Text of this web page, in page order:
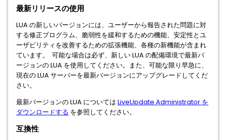
最新リリースの使用
LUA の新しいバージョンには、ユーザーから報告された問題に対
する修正プログラム、脆弱性を緩和するための機能、安定性とユ
ーザビリティを改善するための拡張機能、各種の新機能が含まれ
ています。 可能な場合は必ず、新しい LUA の配備環境で最新バ
ージョンの LUA を使用してください。また、可能な限り早急に、
現在の LUA サーバーを最新バージョンにアップグレードしてくだ
さい。
最新バージョンの LUA については LiveUpdate Administrator を
ダウンロードする を参照してください。
互換性